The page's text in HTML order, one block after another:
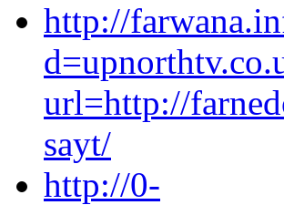
http://
url=http://
sayt/
http://0-